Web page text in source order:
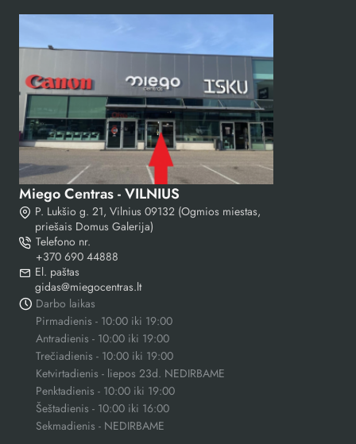
Miego Centras - VILNIUS
P. Lukšio g. 21, Vilnius 09132 (Ogmios miestas,
priešais Domus Galerija)
Telefono nr.
+370 690 44888
gidas@miegocentras.lt
Darbo laikas
Pirmadienis - 10:00 iki 19:00
Antradienis - 10:00 iki 19:00
Trečiadienis - 10:00 iki 19:00
Ketvirtadienis - liepos 23d. NEDIRBAME
Penktadienis - 10:00 iki 19:00
Šeštadienis - 10:00 iki 16:00
Sekmadienis - NEDIRBAME